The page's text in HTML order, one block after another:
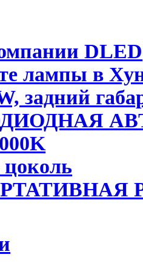
DLED
лампы в
задний
цоколь